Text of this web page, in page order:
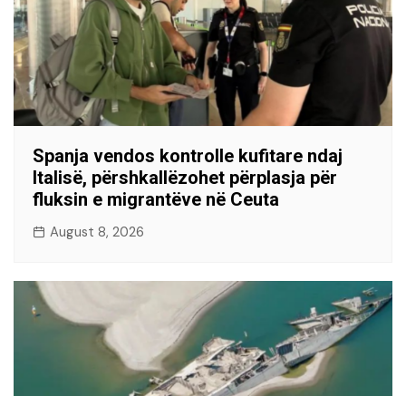
Spanja vendos kontrolle kufitare ndaj
Italisë, përshkallëzohet përplasja për
fluksin e migrantëve në Ceuta
August 8, 2026